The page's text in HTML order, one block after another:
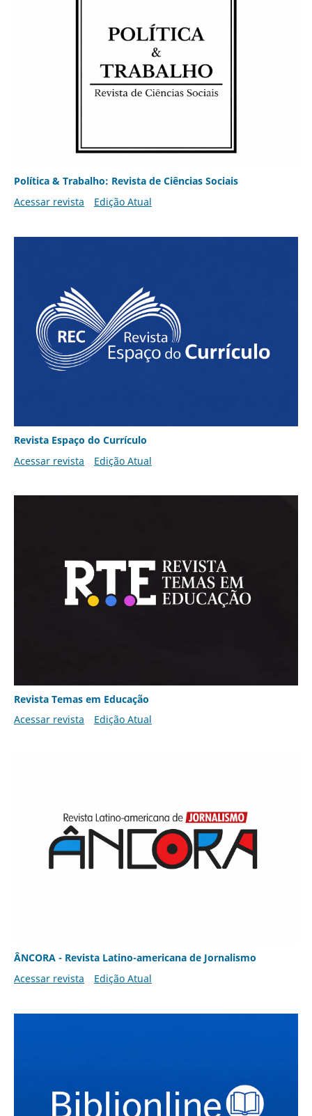
Política & Trabalho: Revista de Ciências Sociais
Acessar revista
Edição Atual
Revista Espaço do Currículo
Acessar revista
Edição Atual
Revista Temas em Educação
Acessar revista
Edição Atual
ÂNCORA - Revista Latino-americana de Jornalismo
Acessar revista
Edição Atual